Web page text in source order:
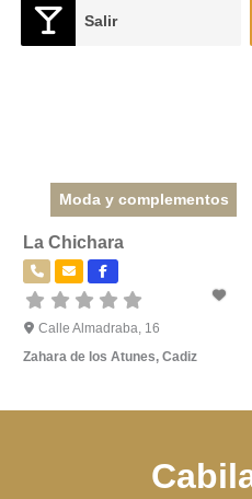
Salir
Moda y complementos
La Chichara
Calle Almadraba, 16
Zahara de los Atunes, Cadiz